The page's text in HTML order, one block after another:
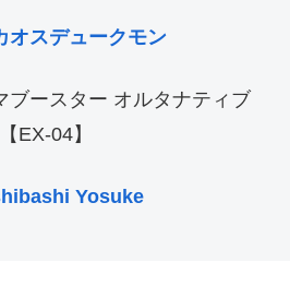
オスデュークモン
ブースター オルタナティブ
EX-04】
Yosuke